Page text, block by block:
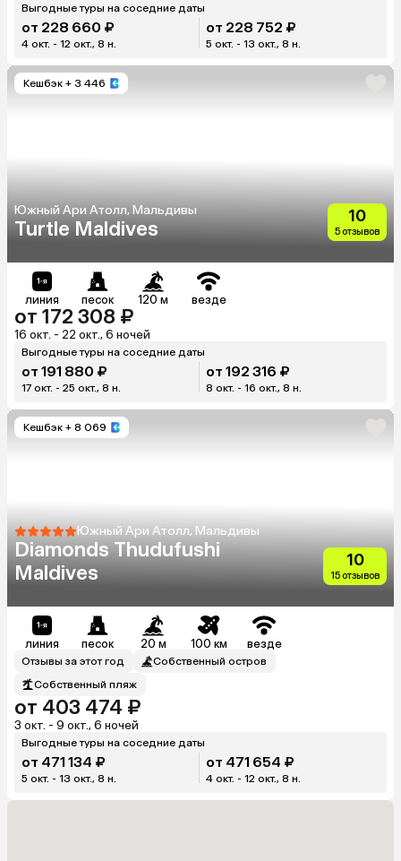
Выгодные туры на соседние даты
от 228 660 ₽
4 окт. - 12 окт., 8 н.
от 228 752 ₽
5 окт. - 13 окт., 8 н.
Кешбэк + 3 446
Южный Ари Атолл, Мальдивы
Turtle Maldives
10
5 отзывов
линия песок 120 м везде
от 172 308 ₽
16 окт. - 22 окт., 6 ночей
Выгодные туры на соседние даты
от 191 880 ₽
17 окт. - 25 окт., 8 н.
от 192 316 ₽
8 окт. - 16 окт., 8 н.
Кешбэк + 8 069
Южный Ари Атолл, Мальдивы
Diamonds Thudufushi
Maldives
10
15 отзывов
линия песок 20 м 100 км везде
Отзывы за этот год
Собственный остров
Собственный пляж
от 403 474 ₽
3 окт. - 9 окт., 6 ночей
Выгодные туры на соседние даты
от 471 134 ₽
5 окт. - 13 окт., 8 н.
от 471 654 ₽
4 окт. - 12 окт., 8 н.